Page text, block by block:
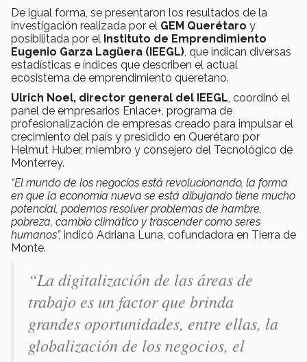
De igual forma, se presentaron los resultados de la
investigación realizada por el GEM Querétaro y
posibilitada por el Instituto de Emprendimiento
Eugenio Garza Lagüera (IEEGL) , que indican diversas
estadísticas e índices que describen el actual
ecosistema de emprendimiento queretano.
Ulrich Noel, director general del IEEGL , coordinó el
panel de empresarios Enlace+, programa de
profesionalización de empresas creado para impulsar el
crecimiento del país y presidido en Querétaro por
Helmut Huber, miembro y consejero del Tecnológico de
Monterrey.
“El mundo de los negocios está revolucionando, la forma
en que la economía nueva se está dibujando tiene mucho
potencial, podemos resolver problemas de hambre,
pobreza, cambio climático y trascender como seres
humanos”, indicó Adriana Luna, cofundadora en Tierra de
Monte.
“La digitalización de las áreas de
trabajo es un factor que brinda
grandes oportunidades, entre ellas, la
globalización de los negocios, el